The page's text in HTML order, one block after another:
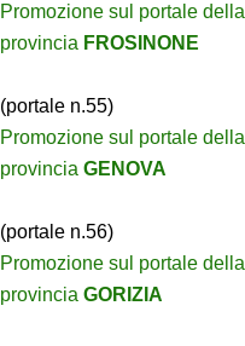
Promozione sul portale della
provincia FROSINONE
(portale n.55)
Promozione sul portale della
provincia GENOVA
(portale n.56)
Promozione sul portale della
provincia GORIZIA